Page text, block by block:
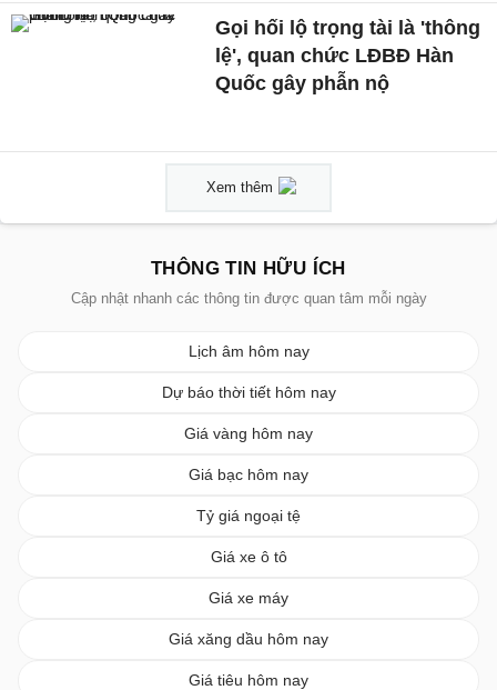
Gọi hối lộ trọng tài là 'thông
lệ', quan chức LĐBĐ Hàn
Quốc gây phẫn nộ
Xem thêm
THÔNG TIN HỮU ÍCH
Cập nhật nhanh các thông tin được quan tâm mỗi ngày
Lịch âm hôm nay
Dự báo thời tiết hôm nay
Giá vàng hôm nay
Giá bạc hôm nay
Tỷ giá ngoại tệ
Giá xe ô tô
Giá xe máy
Giá xăng dầu hôm nay
Giá tiêu hôm nay